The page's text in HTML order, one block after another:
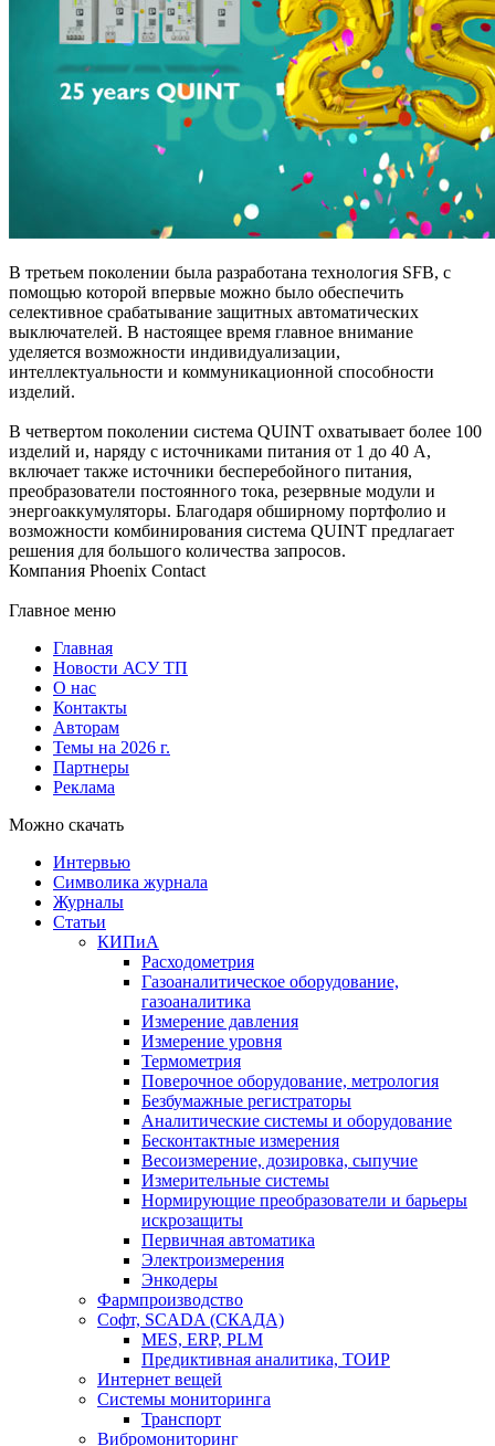
В третьем поколении была разработана технология SFB, с
помощью которой впервые можно было обеспечить
селективное срабатывание защитных автоматических
выключателей. В настоящее время главное внимание
уделяется возможности индивидуализации,
интеллектуальности и коммуникационной способности
изделий.
В четвертом поколении система QUINT охватывает более 100
изделий и, наряду с источниками питания от 1 до 40 А,
включает также источники бесперебойного питания,
преобразователи постоянного тока, резервные модули и
энергоаккумуляторы. Благодаря обширному портфолио и
возможности комбинирования система QUINT предлагает
решения для большого количества запросов.
Компания Phoenix Contact
Главное меню
Главная
Новости АСУ ТП
О нас
Контакты
Авторам
Темы на 2026 г.
Партнеры
Реклама
Можно скачать
Интервью
Символика журнала
Журналы
Статьи
КИПиА
Расходометрия
Газоаналитическое оборудование,
газоаналитика
Измерение давления
Измерение уровня
Термометрия
Поверочное оборудование, метрология
Безбумажные регистраторы
Аналитические системы и оборудование
Бесконтактные измерения
Весоизмерение, дозировка, сыпучие
Измерительные системы
Нормирующие преобразователи и барьеры
искрозащиты
Первичная автоматика
Электроизмерения
Энкодеры
Фармпроизводство
Софт, SCADA (СКАДА)
MES, ERP, PLM
Предиктивная аналитика, ТОИР
Интернет вещей
Системы мониторинга
Транспорт
Вибромониторинг